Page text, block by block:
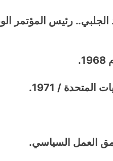
في مدينة بغداد.. خالهُ أحمد
/ 1971.
العمل السياسي.